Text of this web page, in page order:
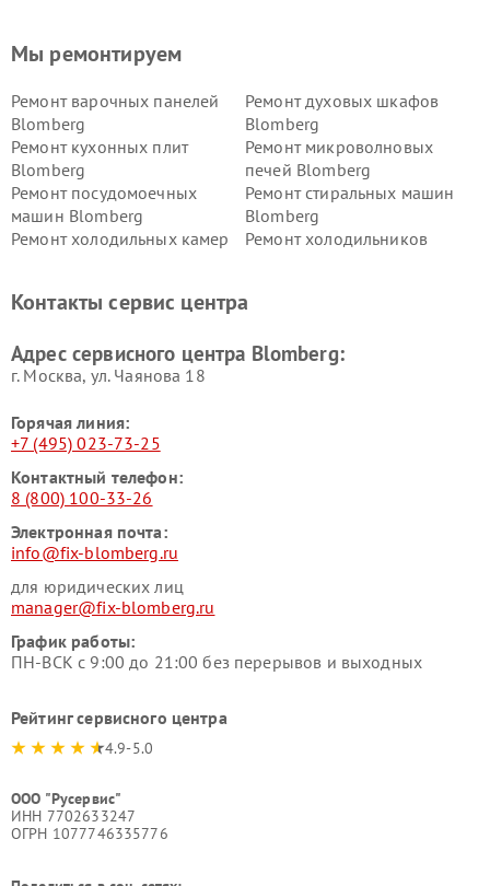
Мы ремонтируем
Ремонт варочных панелей
Blomberg
Ремонт духовых шкафов
Blomberg
Ремонт кухонных плит
Blomberg
Ремонт микроволновых
печей Blomberg
Ремонт посудомоечных
машин Blomberg
Ремонт стиральных машин
Blomberg
Ремонт холодильных камер
Ремонт холодильников
Контакты сервис центра
Адрес сервисного центра Blomberg:
г. Москва, ул. Чаянова 18
Горячая линия:
+7 (495) 023-73-25
Контактный телефон:
8 (800) 100-33-26
Электронная почта:
info@fix-blomberg.ru
для юридических лиц
manager@fix-blomberg.ru
График работы:
ПН-ВСК с 9:00 до 21:00 без перерывов и выходных
Рейтинг сервисного центра
4.9-5.0
ООО "Русервис"
ИНН 7702633247
ОГРН 1077746335776